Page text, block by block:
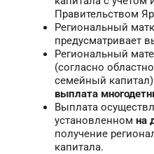
Правительством
Региональный
предусматривает
Региональный
(согласно
семейный капитал)
выплата
Выплата
установленном на
получение
капитала.